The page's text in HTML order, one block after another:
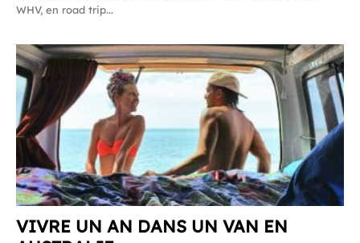
WHV, en road trip...
VIVRE UN AN DANS UN VAN EN